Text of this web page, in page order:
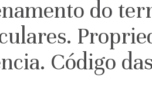
do
Código